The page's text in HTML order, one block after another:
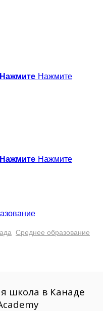
Нажмите Нажмите
Нажмите Нажмите
Среднее образование
школа в Канаде